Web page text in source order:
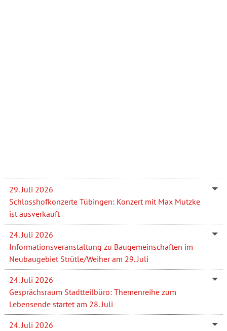
29. Juli 2026
Schlosshofkonzerte Tübingen: Konzert mit Max Mutzke
ist ausverkauft
24. Juli 2026
Informationsveranstaltung zu Baugemeinschaften im
Neubaugebiet Strütle/Weiher am 29. Juli
24. Juli 2026
Gesprächsraum Stadtteilbüro: Themenreihe zum
Lebensende startet am 28. Juli
24. Juli 2026